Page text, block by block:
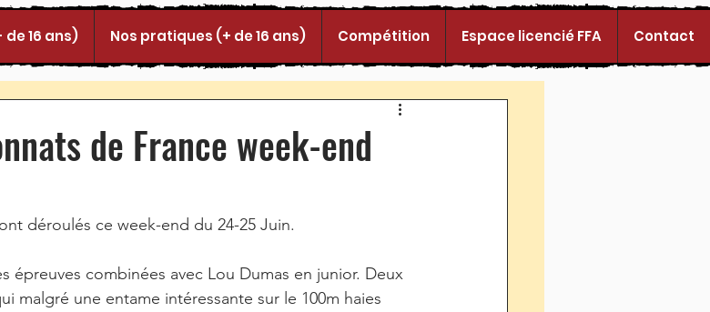
16 ans) Nos pratiques (+ de 16 ans) Compétition Espace licencié FFA Contact
de France week-end
déroulés ce week-end du 24-25 Juin.
combinées avec Lou Dumas en junior. Deux
malgré une entame intéressante sur le 100m haies